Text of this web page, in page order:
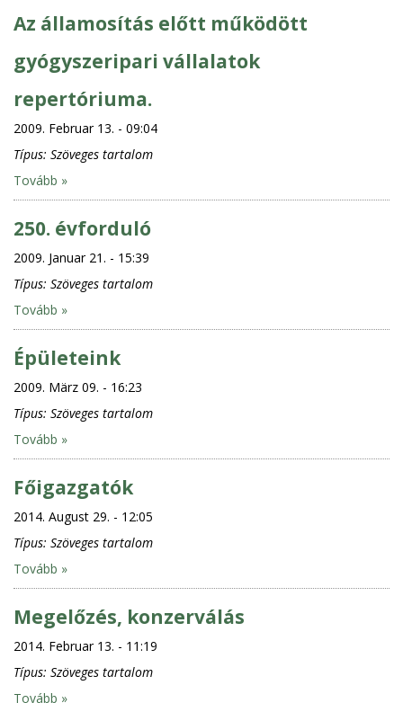
Az államosítás előtt működött
gyógyszeripari vállalatok
repertóriuma.
2009. Februar 13. - 09:04
Típus: Szöveges tartalom
Tovább »
250. évforduló
2009. Januar 21. - 15:39
Típus: Szöveges tartalom
Tovább »
Épületeink
2009. März 09. - 16:23
Típus: Szöveges tartalom
Tovább »
Főigazgatók
2014. August 29. - 12:05
Típus: Szöveges tartalom
Tovább »
Megelőzés, konzerválás
2014. Februar 13. - 11:19
Típus: Szöveges tartalom
Tovább »